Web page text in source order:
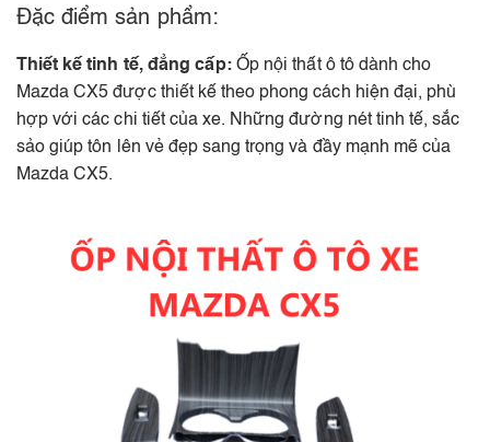
Đặc điểm sản phẩm:
Thiết kế tinh tế, đẳng cấp:Ốp nội thất ô tô dành cho
Mazda CX5 được thiết kế theo phong cách hiện đại, phù
hợp với các chi tiết của xe. Những đường nét tinh tế, sắc
sảo giúp tôn lên vẻ đẹp sang trọng và đầy mạnh mẽ của
Mazda CX5.